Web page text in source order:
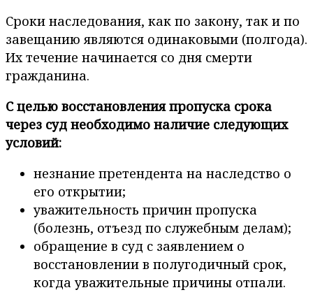
Сроки наследования, как по закону, так и по
завещанию являются одинаковыми (полгода).
Их течение начинается со дня смерти
гражданина.
С целью восстановления пропуска срока
через суд необходимо наличие следующих
условий:
незнание претендента на наследство о
его открытии;
уважительность причин пропуска
(болезнь, отъезд по служебным делам);
обращение в суд с заявлением о
восстановлении в полугодичный срок,
когда уважительные причины отпали.